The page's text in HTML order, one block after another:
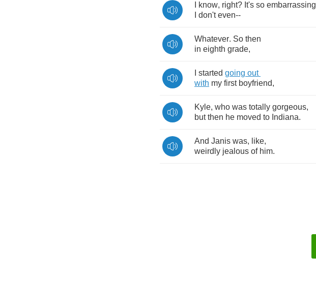
know, right? It's so embarrassing
don't even--
Whatever. So then
in eighth grade,
started going out
with my first boyfriend,
Kyle, who was totally gorgeous,
but then he moved to Indiana.
And Janis was, like,
weirdly jealous of him.